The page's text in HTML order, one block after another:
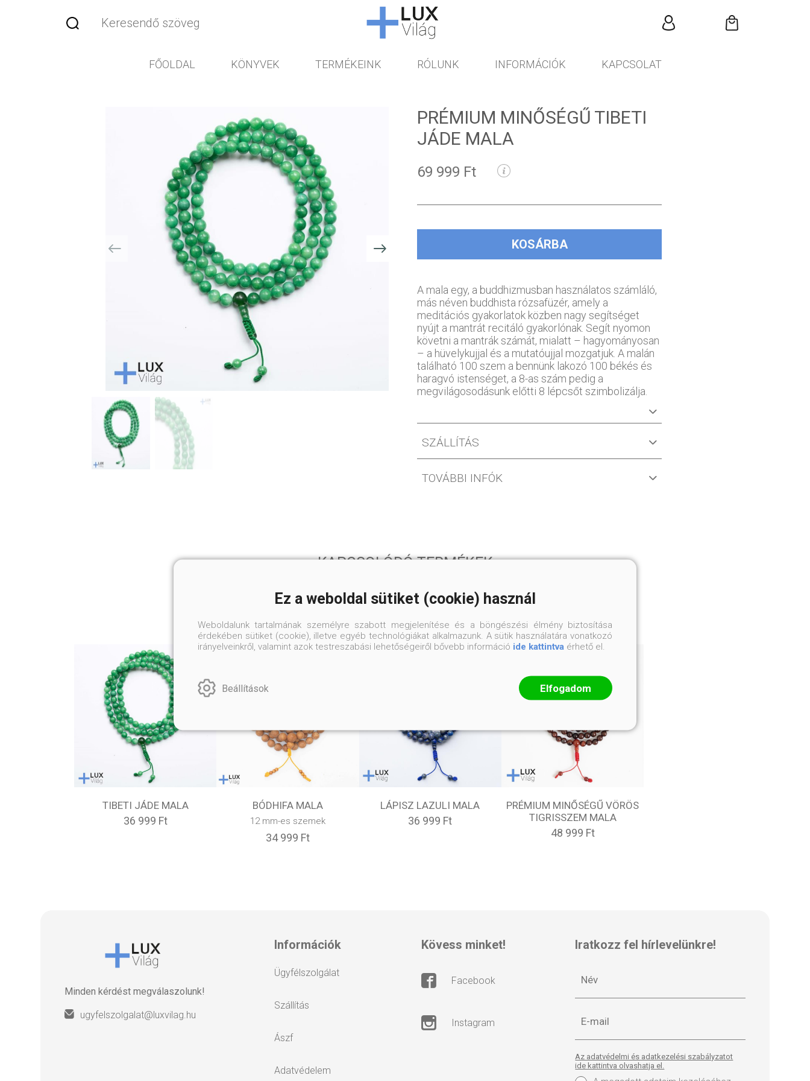
FŐOLDAL KÖNYVEK TERMÉKEINK RÓLUNK INFORMÁCIÓK KAPCSOLAT
PRÉMIUM MINŐSÉGŰ TIBETI
JÁDE MALA
69 999 Ft
KOSÁRBA
A mala egy, a buddhizmusban használatos számláló,
más néven buddhista rózsafüzér, amely a
meditációs gyakorlatok közben nagy segítséget
nyújt a mantrát recitáló gyakorlónak. Segít nyomon
követni a mantrák számát, mialatt – hagyományosan
– a hüvelykujjal és a mutatóujjal mozgatjuk. A malán
található 100 szem a bennünk lakozó 100 békés és
haragvó istenséget, a 8-as szám pedig a
megvilágosodásunk előtti 8 lépcsőt szimbolizálja.
SZÁLLÍTÁS
TOVÁBBI INFÓK
KAPCSOLÓDÓ TERMÉKEK
TIBETI JÁDE MALA
36 999 Ft
BÓDHIFA MALA
12 mm-es szemek
34 999 Ft
LÁPISZ LAZULI MALA
36 999 Ft
PRÉMIUM MINŐSÉGŰ VÖRÖS
TIGRISSZEM MALA
48 999 Ft
Minden kérdést megválaszolunk!
ugyfelszolgalat@luxvilag.hu
információk
ügyfélszolgálat
szállítás
ászf
adatvédelem
kövess minket!
facebook
instagram
Iratkozz fel hírlevelünkre!
Az adatvédelmi és adatkezelési szabályzatot
ide kattintva olvashatja el.
Ez a weboldal sütiket (cookie) használ
Weboldalunk tartalmának személyre szabott megjelenítése és a böngészési élmény biztosítása
érdekében sütiket (cookie), illetve egyéb technológiákat alkalmazunk. A sütik használatára vonatkozó
irányelveinkről, valamint azok testreszabási lehetőségeiről bővebb információ ide kattintva érhető el.
Beállítások Elfogadom